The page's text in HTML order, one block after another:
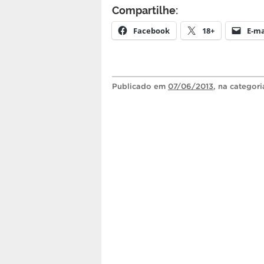
Compartilhe:
Facebook 18+ E-
Publicado em 07/06/2013, na